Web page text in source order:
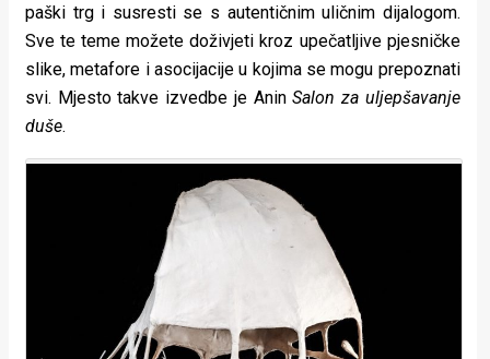
paški trg i susresti se s autentičnim uličnim dijalogom.
Sve te teme možete doživjeti kroz upečatljive pjesničke
slike, metafore i asocijacije u kojima se mogu prepoznati
svi. Mjesto takve izvedbe je AninSalon za uljepšavanje
duše.